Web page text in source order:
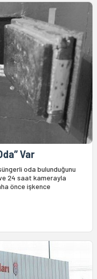
Var
oda bulunduğunu
24 saat kamerayla
önce işkence